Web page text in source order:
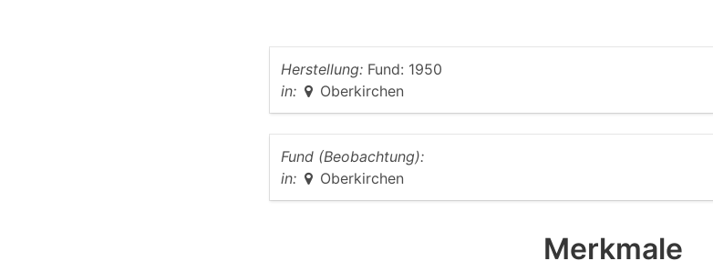
Herstellung: Fund: 1950
in:
Oberkirchen
Fund (Beobachtung):
in:
Oberkirchen
Merkmale